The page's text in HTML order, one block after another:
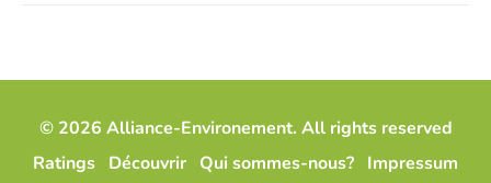
© 2026 Alliance-Environement. All rights reserved
Ratings Découvrir Qui sommes-nous? Impressum